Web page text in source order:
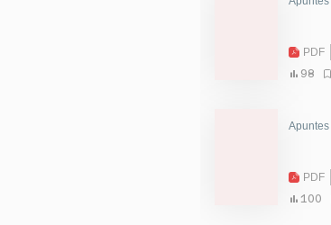
PDF
98
Apuntes
PDF
100